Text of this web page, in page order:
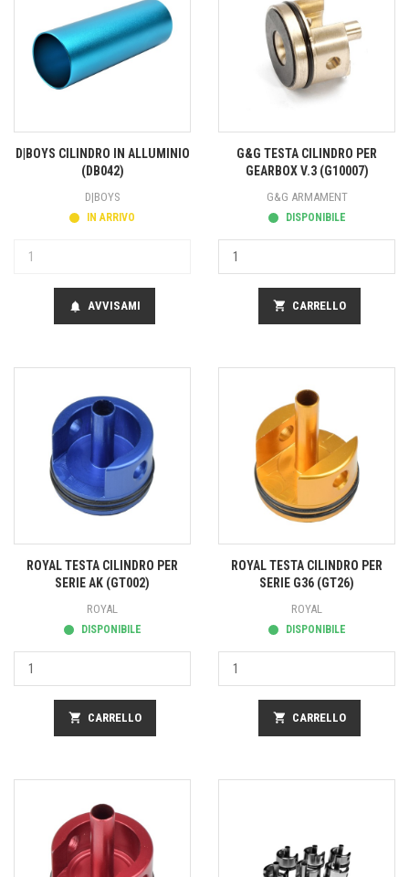
D|BOYS CILINDRO IN ALLUMINIO
(DB042)
D|BOYS
IN ARRIVO
notifications AVVISAMI
G&G TESTA CILINDRO PER
GEARBOX V.3 (G10007)
G&G ARMAMENT
DISPONIBILE
shopping_cart CARRELLO
ROYAL TESTA CILINDRO PER
SERIE AK (GT002)
ROYAL
DISPONIBILE
shopping_cart CARRELLO
ROYAL TESTA CILINDRO PER
SERIE G36 (GT26)
ROYAL
DISPONIBILE
shopping_cart CARRELLO